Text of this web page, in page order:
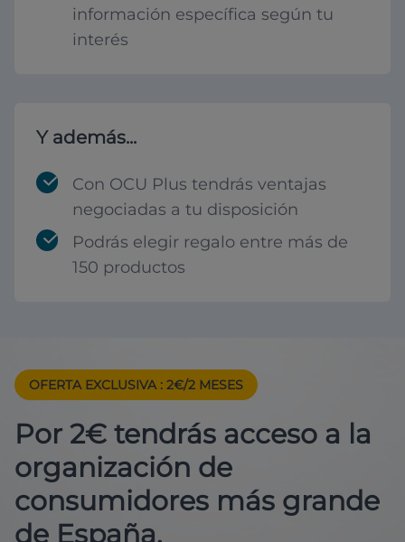
información específica según tu
interés
Y además...
Con OCU Plus tendrás ventajas
negociadas a tu disposición
Podrás elegir regalo entre más de
150 productos
OFERTA EXCLUSIVA : 2€/2 MESES
Por 2€ tendrás acceso a la
organización de
consumidores más grande
de España.